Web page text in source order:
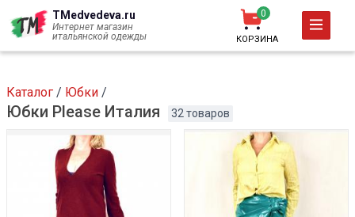
Перейти TMedvedeva.ru
Интернет магазин
итальянской одежды
0
КОРЗИНА
Каталог / Юбки /
Юбки Please Италия 32 товаров